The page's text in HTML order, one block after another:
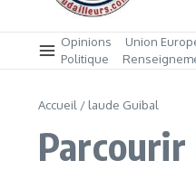
Opinions Union
Politique
Accueil / laude Guibal
Parcourir